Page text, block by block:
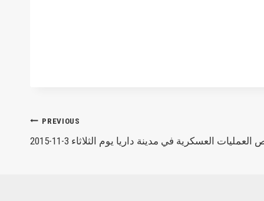
Post
navigation
PREVIOUS
العسكرية في مدينة داريا يوم الثلاثاء 3-11-2015